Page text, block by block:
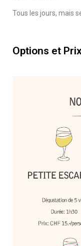
Tous les jours, mais
Options et Prix